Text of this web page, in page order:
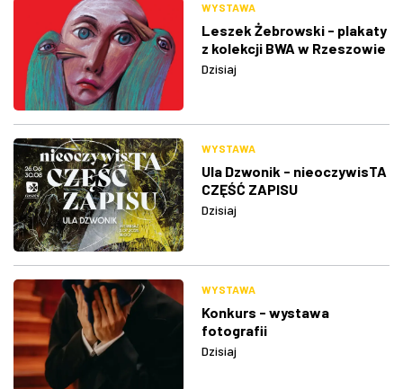
WYSTAWA
Leszek Żebrowski - plakaty
z kolekcji BWA w Rzeszowie
Dzisiaj
WYSTAWA
Ula Dzwonik - nieoczywisTA
CZĘŚĆ ZAPISU
Dzisiaj
WYSTAWA
Konkurs - wystawa
fotografii
Dzisiaj